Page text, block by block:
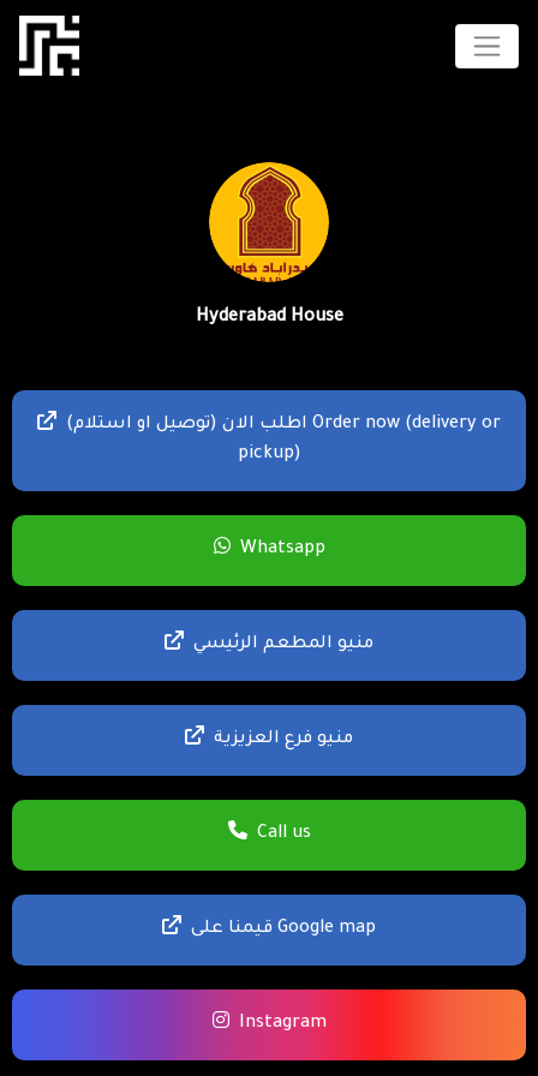
Hyderabad House
pickup)
Whatsapp
منيو المطعم الرئيسي
منيو فرع العزيزية
Call us
قيمنا على Google map
Instagram